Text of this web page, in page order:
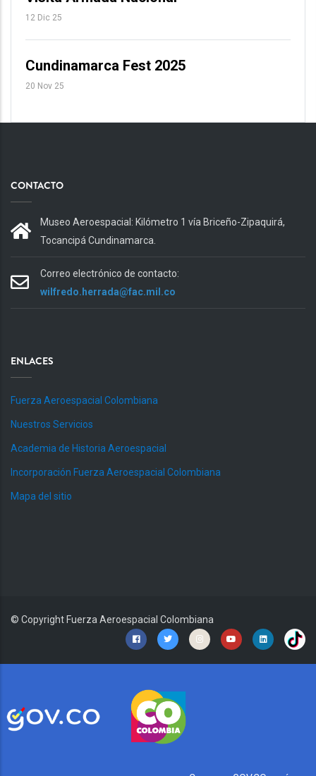
12 Dic 25
Cundinamarca Fest 2025
20 Nov 25
CONTACTO
Museo Aeroespacial: Kilómetro 1 vía Briceño-Zipaquirá,
Tocancipá Cundinamarca.
Correo electrónico de contacto:
wilfredo.herrada@fac.mil.co
ENLACES
Fuerza Aeroespacial Colombiana
Nuestros Servicios
Academia de Historia Aeroespacial
Incorporación Fuerza Aeroespacial Colombiana
Mapa del sitio
© Copyright Fuerza Aeroespacial Colombiana